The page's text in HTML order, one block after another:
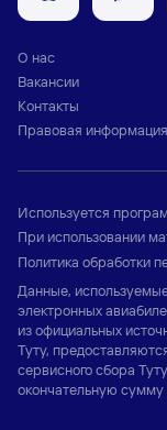
О нас
Вакансии
Контакты
Правовая информация
Используется
При использовании
Политика обработки
Данные,
электронных
из официальных
Туту,
сервисного сбора
окончательную сумму